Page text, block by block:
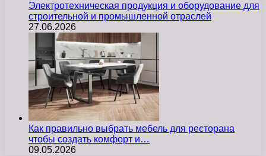
Электротехническая продукция и оборудование для
строительной и промышленной отраслей
27.06.2026
Как правильно выбрать мебель для ресторана
чтобы создать комфорт и…
09.05.2026